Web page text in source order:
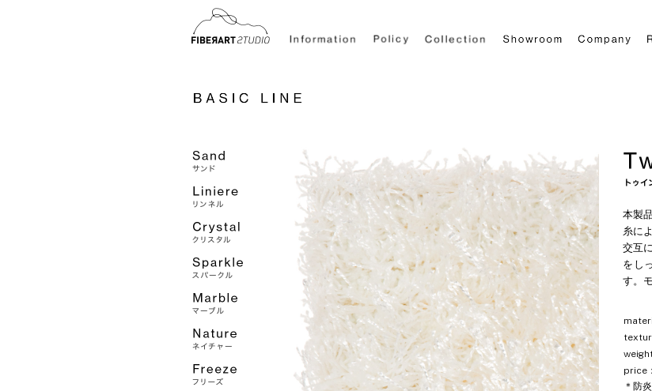
本製
糸に
交互
をし
す。
weight
price：
＊防